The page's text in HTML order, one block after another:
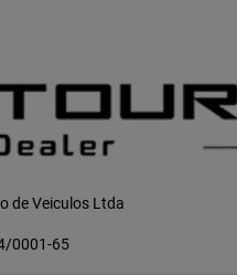
de Veiculos Ltda